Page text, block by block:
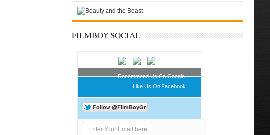
FILMBOY SOCIAL
Recommend Us On Google
Like Us On Facebook